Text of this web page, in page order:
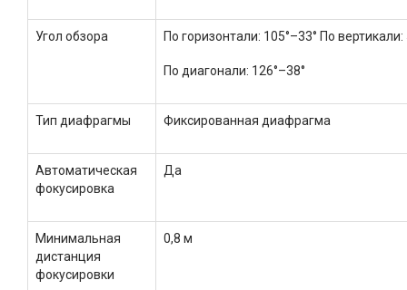
Угол обзора По горизонтали: 105°–33° По вертикали:
По диагонали: 126°–38°
Тип диафрагмы Фиксированная диафрагма
Автоматическая
фокусировка
Да
Минимальная
дистанция
фокусировки
0,8 м